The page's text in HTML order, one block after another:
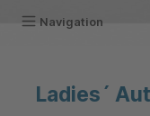
Navigation
Ladies´